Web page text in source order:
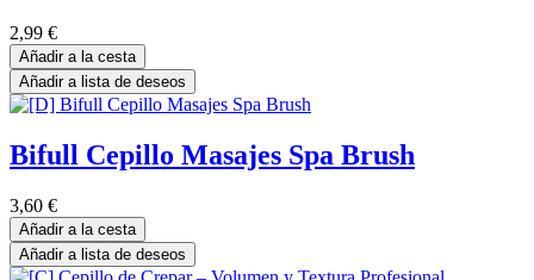
2,99 €
Añadir a la cesta
Añadir a lista de deseos
Bifull Cepillo Masajes Spa Brush
3,60 €
Añadir a la cesta
Añadir a lista de deseos